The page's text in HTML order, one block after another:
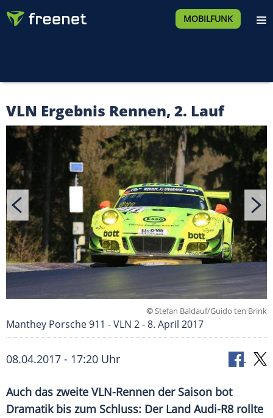
MOBILFUNK
VLN Ergebnis Rennen, 2. Lauf
©Stefan Baldauf/Guido ten Brink
Manthey Porsche 911 - VLN 2 - 8. April 2017
08.04.2017 - 17:20 Uhr
Auch das zweite VLN-Rennen der Saison bot
Dramatik bis zum Schluss: Der Land Audi-R8 rollte